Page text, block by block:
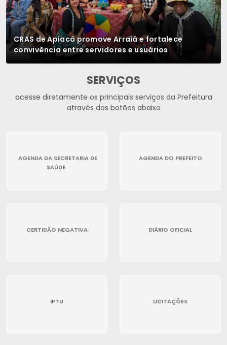
CRAS de Apiacá promove Arraiá e fortalece
convivência entre servidores e usuários
SERVIÇOS
acesse diretamente os principais serviços da Prefeitura
através dos botões abaixo
AGENDA DA SECRETARIA DE
SAÚDE
AGENDA DO PREFEITO
CERTIDÃO NEGATIVA DIÁRIO OFICIAL
IPTU LICITAÇÕES